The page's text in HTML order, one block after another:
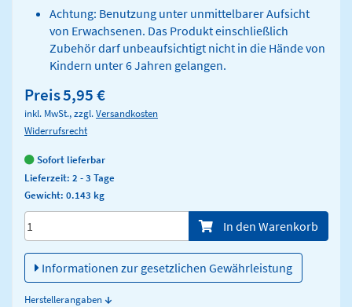
Achtung: Benutzung unter unmittelbarer Aufsicht
von Erwachsenen. Das Produkt einschließlich
Zubehör darf unbeaufsichtigt nicht in die Hände von
Kindern unter 6 Jahren gelangen.
Preis5,95 €
inkl. MwSt., zzgl.Versandkosten
Widerrufsrecht
Sofort lieferbar
Lieferzeit: 2 - 3 Tage
Gewicht: 0.143 kg
Menge/Pieces In den Warenkorb
Informationen zur gesetzlichen Gewährleistung
Herstellerangaben↓